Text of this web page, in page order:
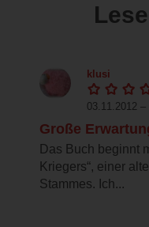
klusi
03.11.2012 –
Große
Das Buch beginnt
Kriegers“, einer
Stammes. Ich...